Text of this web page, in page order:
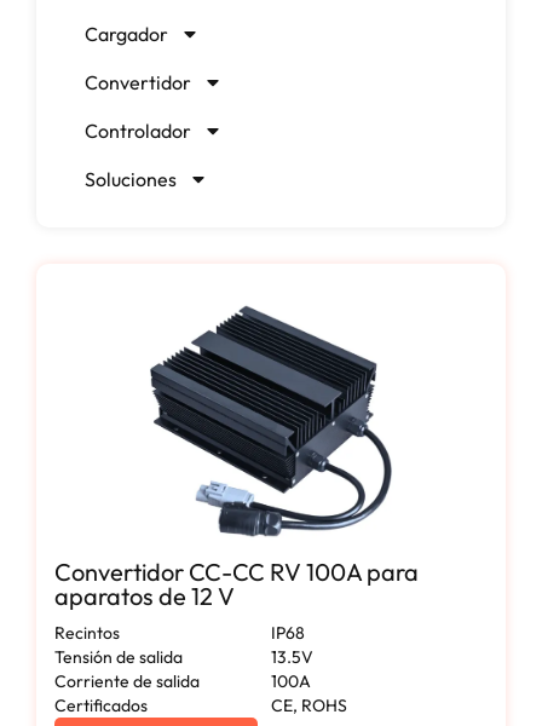
Cargador
Convertidor
Controlador
Soluciones
Convertidor CC-CC RV 100A para
aparatos de 12 V
Recintos
IP68
Tensión de salida
13.5V
Corriente de salida
100A
Certificados
CE, ROHS